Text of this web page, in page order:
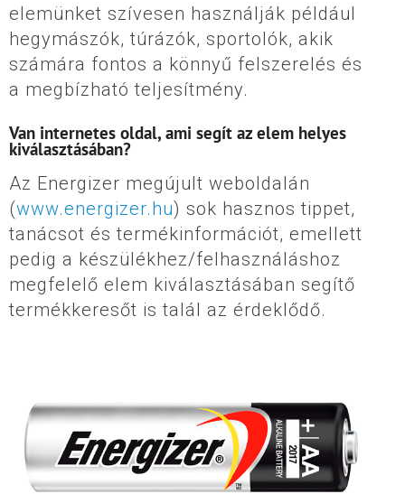
elemünket szívesen használják például
hegymászók, túrázók, sportolók, akik
számára fontos a könnyű felszerelés és
a megbízható teljesítmény.
Van internetes oldal, ami segít az elem helyes
kiválasztásában?
Az Energizer megújult weboldalán
(www.energizer.hu) sok hasznos tippet,
tanácsot és termékinformációt, emellett
pedig a készülékhez/felhasználáshoz
megfelelő elem kiválasztásában segítő
termékkeresőt is talál az érdeklődő.